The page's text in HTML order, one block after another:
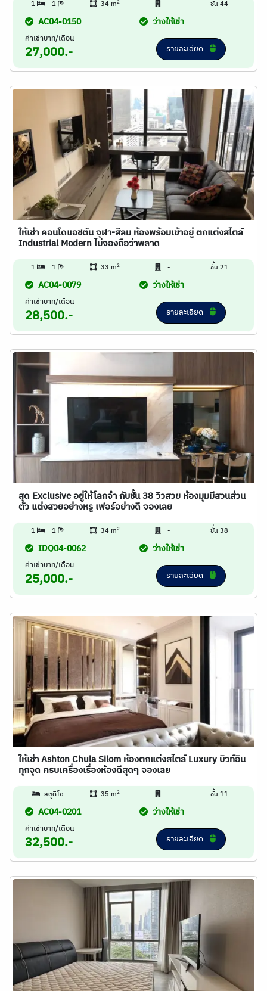
1 1 34 m2 - ชั้น 44
AC04-0150 ว่างให้เช่า
ค่าเช่าบาท/เดือน
27,000.- รายละเอียด
ให้เช่า คอนโดแอชตัน จุฬา-สีลม ห้องพร้อมเข้าอยู่ ตกแต่งสไตล์
Industrial Modern ไม่จองถือว่าพลาด
1 1 33 m2 - ชั้น 21
AC04-0079 ว่างให้เช่า
ค่าเช่าบาท/เดือน
28,500.- รายละเอียด
สุด Exclusive อยู่ให้โลกจำ กับชั้น 38 วิวสวย ห้องมุมมีสวนส่วน
ตัว แต่งสวยอย่างหรู เฟอร์อย่างดี จองเลย
1 1 34 m2 - ชั้น 38
IDQ04-0062 ว่างให้เช่า
ค่าเช่าบาท/เดือน
25,000.- รายละเอียด
ให้เช่า Ashton Chula Silom ห้องตกแต่งสไตล์ Luxury บิวท์อิน
ทุกจุด ครบเครื่องเรื่องห้องดีสุดๆ จองเลย
สตูดิโอ 35 m2 - ชั้น 11
AC04-0201 ว่างให้เช่า
ค่าเช่าบาท/เดือน
32,500.- รายละเอียด